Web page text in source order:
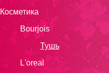
Косметика
Bourjois
Тушь
L'oreal